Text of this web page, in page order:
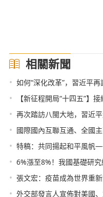
相關新聞
• 如何“深化改革”，習近平再
• 【新征程開局“十四五”】
• 再次踏訪八閩大地，習近
• 國際國內互聯互通、全國主要城市立
• 特稿：共同揚起和平風帆——
• 6%漲至8%！我國基礎研
• 張文宏：疫苗成為世界重
• 外交部發言人宣佈對美國